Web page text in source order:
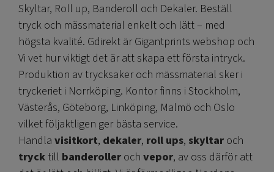
Skyltar, Roll up, Banderoll och Dekaler. Beställ
tryck och mässmaterial enkelt och lätt – med
högsta kvalité. Gdirekt är Gigantprints webshop och
Vi vet hur viktigt det är att skapa ett första intryck.
Produktion av trycksaker och mässmaterial sker i
tryckeriet i Norrköping. Kontor finns i Stockholm,
Västerås, Göteborg, Linköping, Malmö och Oslo
vilket följaktligen ger bästa service.
Handla visitkort, dekaler, roll ups, skyltar och
trycktill banderoller och vepor, av oss därför att